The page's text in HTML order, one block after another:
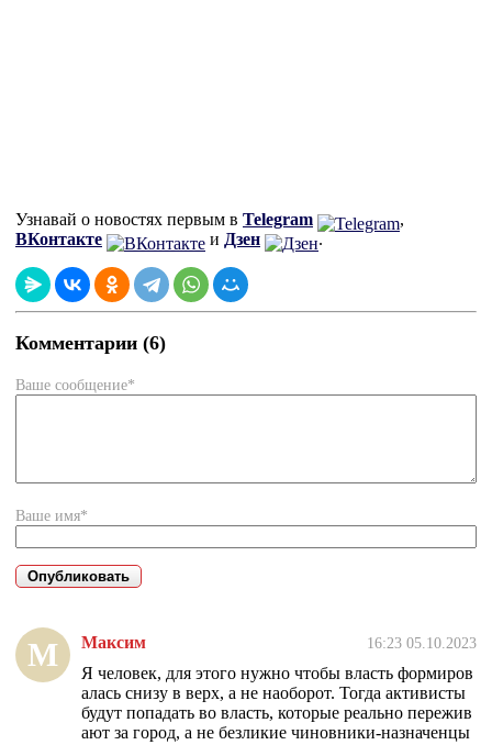
Узнавай о новостях первым в Telegram
,
ВКонтакте
и Дзен .
Комментарии (6)
Ваше сообщение*
Ваше имя*
М Максим 16:23 05.10.2023
Я человек, для этого нужно чтобы власть формиров
алась снизу в верх, а не наоборот. Тогда активисты
будут попадать во власть, которые реально пережив
ают за город, а не безликие чиновники-назначенцы